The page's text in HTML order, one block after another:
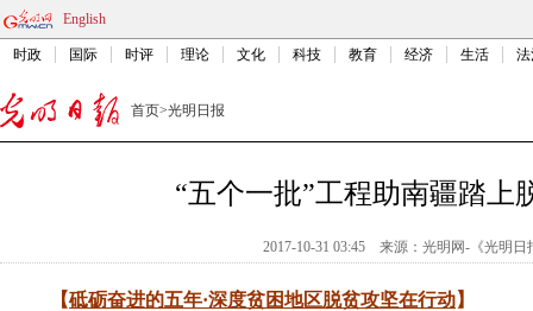
English
时政 国际 时评 理论 文化 科技 教育 经济 生活
首页>光明日报
“五个一批”工程助南疆踏上
2017-10-31 03:45 来源： 光明网-《光明日
【砥砺奋进的五年·深度贫困地区脱贫攻坚在行动】